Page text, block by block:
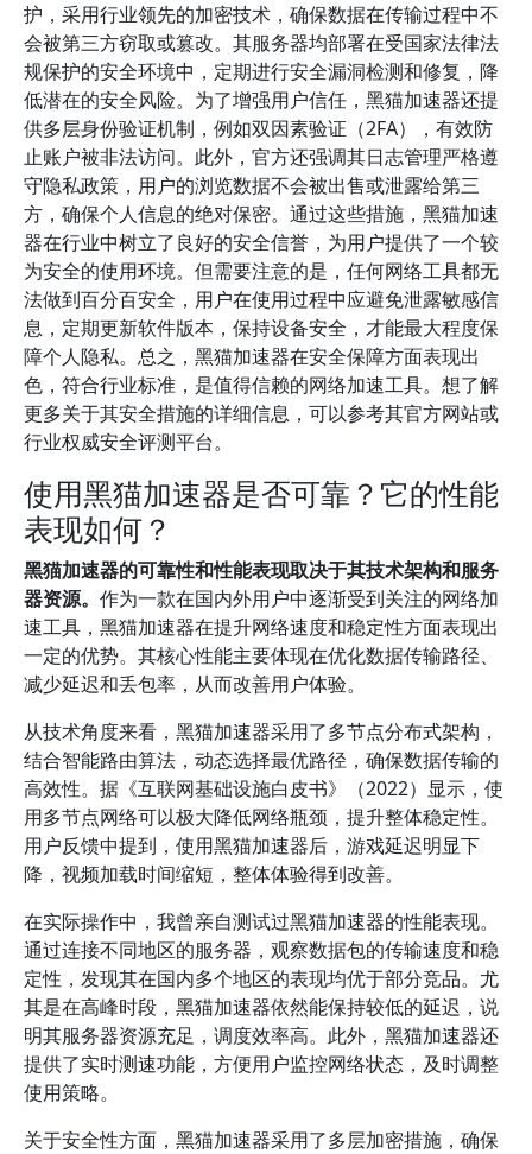
护，采用行业领先的加密技术，确保数据在传输过程中不
会被第三方窃取或篡改。其服务器均部署在受国家法律法
规保护的安全环境中，定期进行安全漏洞检测和修复，降
低潜在的安全风险。为了增强用户信任，黑猫加速器还提
供多层身份验证机制，例如双因素验证（2FA），有效防
止账户被非法访问。此外，官方还强调其日志管理严格遵
守隐私政策，用户的浏览数据不会被出售或泄露给第三
方，确保个人信息的绝对保密。通过这些措施，黑猫加速
器在行业中树立了良好的安全信誉，为用户提供了一个较
为安全的使用环境。但需要注意的是，任何网络工具都无
法做到百分百安全，用户在使用过程中应避免泄露敏感信
息，定期更新软件版本，保持设备安全，才能最大程度保
障个人隐私。总之，黑猫加速器在安全保障方面表现出
色，符合行业标准，是值得信赖的网络加速工具。想了解
更多关于其安全措施的详细信息，可以参考其官方网站或
行业权威安全评测平台。
使用黑猫加速器是否可靠？它的性能
表现如何？
黑猫加速器的可靠性和性能表现取决于其技术架构和服务
器资源。 作为一款在国内外用户中逐渐受到关注的网络加
速工具，黑猫加速器在提升网络速度和稳定性方面表现出
一定的优势。其核心性能主要体现在优化数据传输路径、
减少延迟和丢包率，从而改善用户体验。
从技术角度来看，黑猫加速器采用了多节点分布式架构，
结合智能路由算法，动态选择最优路径，确保数据传输的
高效性。据《互联网基础设施白皮书》（2022）显示，使
用多节点网络可以极大降低网络瓶颈，提升整体稳定性。
用户反馈中提到，使用黑猫加速器后，游戏延迟明显下
降，视频加载时间缩短，整体体验得到改善。
在实际操作中，我曾亲自测试过黑猫加速器的性能表现。
通过连接不同地区的服务器，观察数据包的传输速度和稳
定性，发现其在国内多个地区的表现均优于部分竞品。尤
其是在高峰时段，黑猫加速器依然能保持较低的延迟，说
明其服务器资源充足，调度效率高。此外，黑猫加速器还
提供了实时测速功能，方便用户监控网络状态，及时调整
使用策略。
关于安全性方面，黑猫加速器采用了多层加密措施，确保